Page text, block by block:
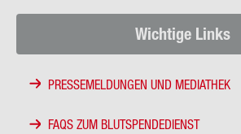
Wich­ti­ge Links
PRESSEMELDUNGEN UND MEDIATHEK
FAQS ZUM BLUTSPENDEDIENST